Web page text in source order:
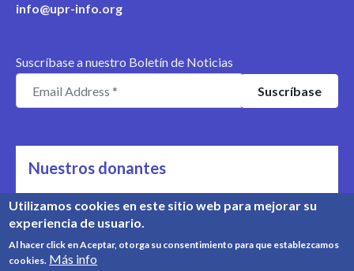
info@upr-info.org
Suscríbase a nuestro Boletín de Noticias
Nuestros donantes
Nos apoyan
Conozca nuestros donantes
Utilizamos cookies en este sitio web para mejorar su
experiencia de usuario.
Al hacer click en Aceptar, otorga su consentimiento para que establezcamos
cookies. Más info